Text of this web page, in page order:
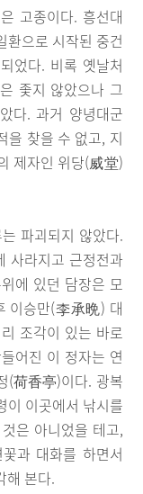
고종이다. 흥선대
환으로 시작된 중건
었다. 비록 옛날처
좇지 않았으나 그
다. 과거 양녕대군
을 찾을 수 없고, 지
제자인 위당(威堂)
파괴되지 않았다.
사라지고 근정전과
에 있던 담장은 모
이승만(李承晩) 대
조각이 있는 바로
어진 이 정자는 연
(荷香亭)이다. 광복
이 이곳에서 낚시를
은 아니었을 테고,
과 대화를 하면서
해 본다.